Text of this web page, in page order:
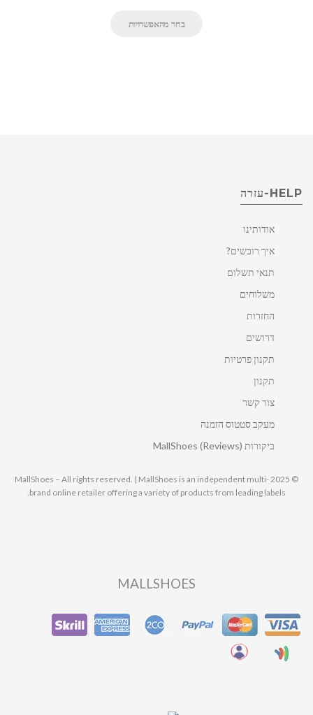
בחר מהאפשרויות
HELP-עזרה
אודותינו
איך רוכשים?
תנאי תשלום
משלוחים
החזרות
דרושים
תקנון פרטיות
תקנון
צור קשר
מעקב סטטוס הזמנה
ביקורות MallShoes (Reviews)
© 2025 MallShoes – All rights reserved. | MallShoes is an independent multi-
brand online retailer offering a variety of products from leading labels.
MALLSHOES